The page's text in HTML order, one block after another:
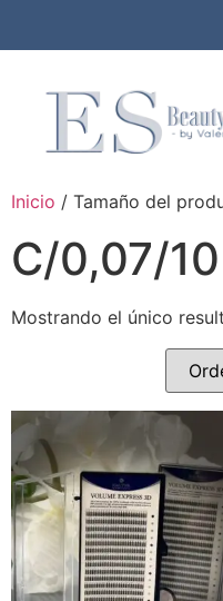
Inicio / Tamaño del
C/0,07/
Mostrando el único